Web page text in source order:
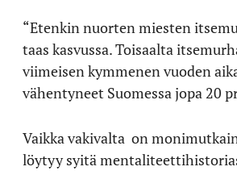
“Etenkin nuorten miesten
taas kasvussa. Toisaalta
viimeisen kymmenen vuoden
vähentyneet Suomessa jopa 20
Vaikka vakivalta on
löytyy syitä